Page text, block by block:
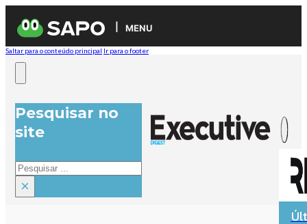
MENU
Saltar para o conteúdo principal Ir para o footer
Pesquisar no
site
Pesquisar
×